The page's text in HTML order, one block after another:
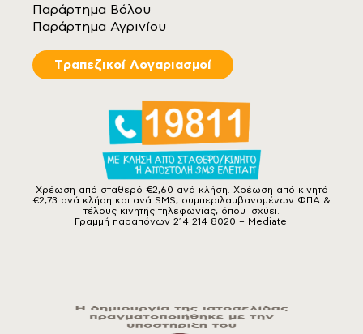
Παράρτημα Βόλου
Παράρτημα Αγρινίου
Tραπεζικοί Λογαριασμοί
Χρέωση από σταθερό €2,60 ανά κλήση. Χρέωση από κινητό
€2,73 ανά κλήση και ανά SMS, συμπεριλαμβανομένων ΦΠΑ &
τέλους κινητής τηλεφωνίας, όπου ισχύει.
Γραμμή παραπόνων 214 214 8020 – Mediatel